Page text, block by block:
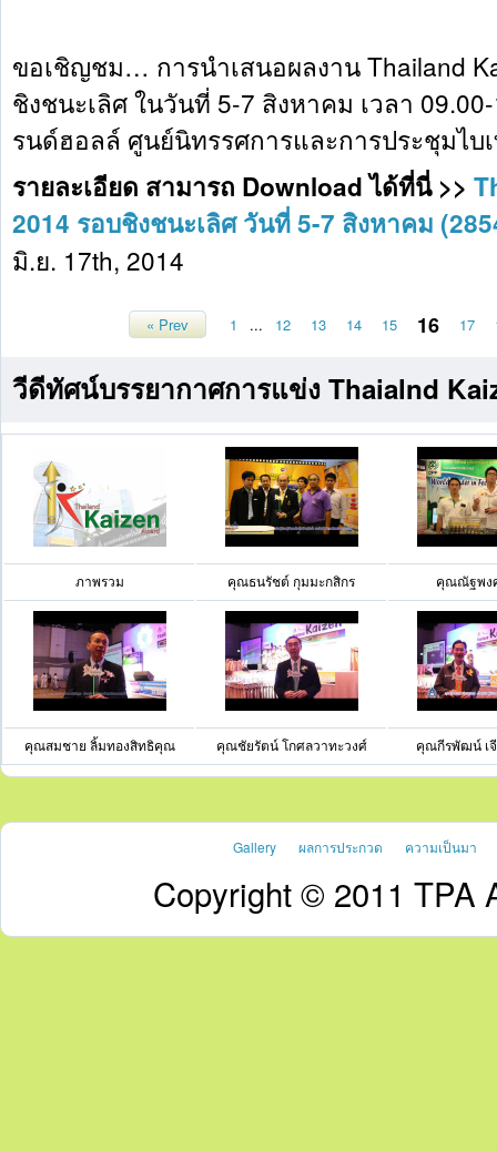
ขอเชิญชม… การนำเสนอผลงาน Thailand
ชิงชนะเลิศ ในวันที่ 5-7 สิงหาคม เวลา
รนด์ฮอลล์ ศูนย์นิทรรศการและการประชุมไบ
รายละเอียด สามารถ Download ได้ที่นี่ >>
2014 รอบชิงชนะเลิศ วันที่ 5-7 สิงหาคม
มิ.ย. 17th, 2014
« Prev 1 ... 12 13 14 15 16 17
วีดีทัศน์บรรยากาศการแข่ง Thaialnd
ภาพรวม คุณธนรัชต์ กุมมะกสิกร คุณณัฐพง
คุณสมชาย ลิ้มทองสิทธิคุณ คุณชัยรัตน์ โกศลวาทะวงศ์ คุณกีรพัฒน์ เ
Gallery ผลการประกวด ความเป็นมา
Copyright © 2011 TPA